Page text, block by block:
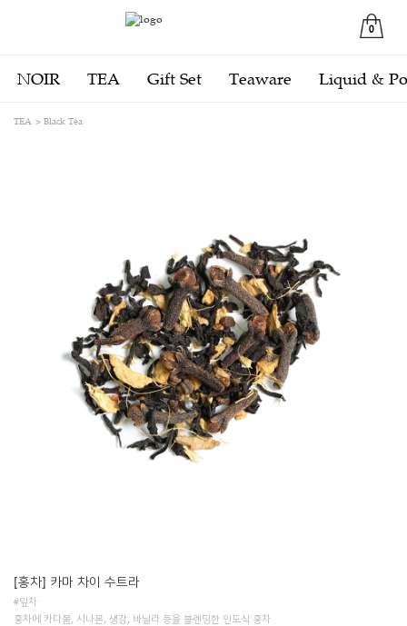
0
NOIR TEA Gift Set Teaware Liquid &
TEA Black Tea
[홍차] 카마 차이 수트라
#잎차
홍차에 카다몸, 시나몬, 생강, 바닐라 등을 블렌딩한 인도식 홍차